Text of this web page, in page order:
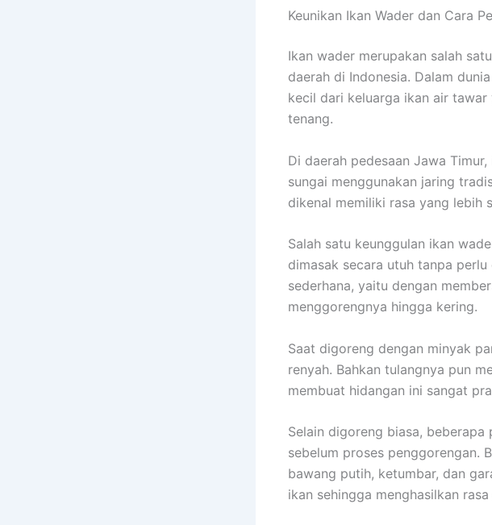
Keunikan Ikan Wader dan Cara
Ikan wader merupakan salah
daerah di Indonesia. Dalam
kecil dari keluarga ikan air
tenang.
Di daerah pedesaan Jawa
sungai menggunakan jaring
dikenal memiliki rasa yang lebih
Salah satu keunggulan ikan
dimasak secara utuh tanpa
sederhana, yaitu dengan
menggorengnya hingga kering.
Saat digoreng dengan minyak
renyah. Bahkan tulangnya pun
membuat hidangan ini sangat
Selain digoreng biasa,
sebelum proses penggorengan.
bawang putih, ketumbar, dan
ikan sehingga menghasilkan